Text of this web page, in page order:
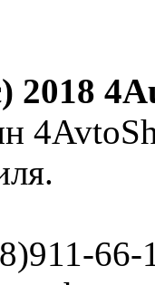
2018
66-